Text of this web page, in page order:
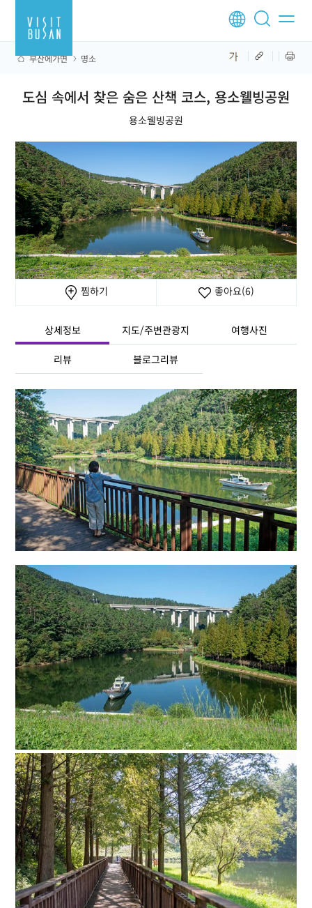
부산에가면 명소
도심 속에서 찾은 숨은 산책 코스, 용소웰빙공원
용소웰빙공원
찜하기 좋아요(6)
상세정보 지도/주변관광지 여행사진
리뷰 블로그리뷰